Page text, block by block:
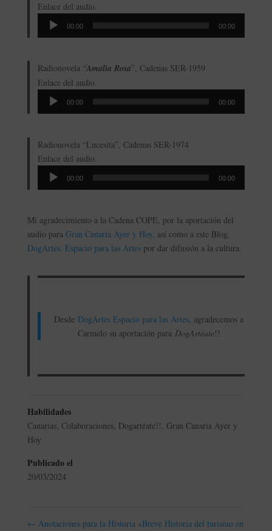
Enlace del audio.
Reproductor
00:00 00:00
Radionovela “Amalia Rosa”, Cadenas SER-1959
Enlace del audio.
Reproductor
00:00 00:00
Radionovela “Lucesita”, Cadenas SER-1974
Enlace del audio.
Reproductor
00:00 00:00
Mi agradecimiento a la Cadena COPE, por la aportación del
audio para Gran Canaria Ayer y Hoy, así como a este Blog,
DogArtes. Espacio para las Artespor dar difusión a la cultura.
Desde DogArtes Espacio para las Artes, agradecemos a
Carmelo su aportación para DogArtéate!!
Habilidades
Canarias, Colaboraciones, Dogartéate!!, Gran Canaria Ayer y
Hoy
Publicado el
20/03/2024
← Anotaciones para la Historia «Breve Historia del turismo en